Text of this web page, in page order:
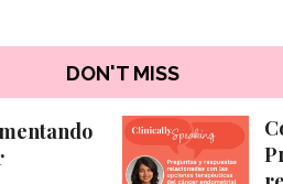
DON'T MISS